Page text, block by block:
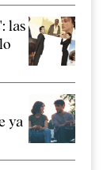
las
ya